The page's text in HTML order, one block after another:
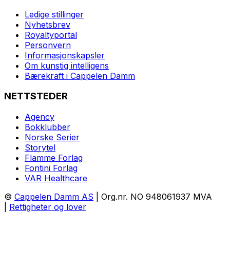
Ledige stillinger
Nyhetsbrev
Royaltyportal
Personvern
Informasjonskapsler
Om kunstig intelligens
Bærekraft i Cappelen Damm
NETTSTEDER
Agency
Bokklubber
Norske Serier
Storytel
Flamme Forlag
Fontini Forlag
VAR Healthcare
© Cappelen Damm AS | Org.nr. NO 948061937 MVA
Rettigheter og lover